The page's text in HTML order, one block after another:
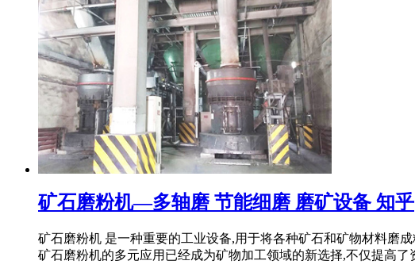
矿石磨粉机—多轴磨 节能细磨 磨矿设备 知乎
矿石磨粉机 是一种重要的工业设备,用于将各种矿石和矿物材料磨
矿石磨粉机的多元应用已经成为矿物加工领域的新选择,不仅提高